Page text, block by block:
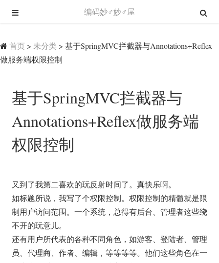
编码妙♂妙♂屋
首页 > 未分类 > 基于SpringMVC拦截器与Annotations+Reflex
做服务端权限控制
基于SpringMVC拦截器与
Annotations+Reflex做服务端
权限控制
又到了我第二喜欢的玩反射时间了。真快乐啊。
如标题所说，我写了个权限控制。权限控制的精髓就是限
制用户访问范围。一个系统，总得有后台、管理者这些绕
不开的玩意儿。
还有用户所代表的各种不同角色，如游客、登陆者、管理
员、代理商、作者、编辑，等等等等。他们这些角色在一